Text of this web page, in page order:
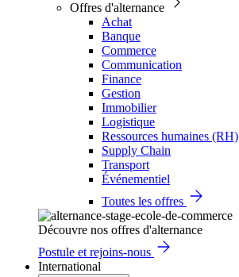
Offres d'alternance
Achat
Banque
Commerce
Communication
Finance
Gestion
Immobilier
Logistique
Ressources humaines (RH)
Supply Chain
Transport
Événementiel
Toutes les offres
Découvre nos offres d'alternance
Postule et rejoins-nous
International